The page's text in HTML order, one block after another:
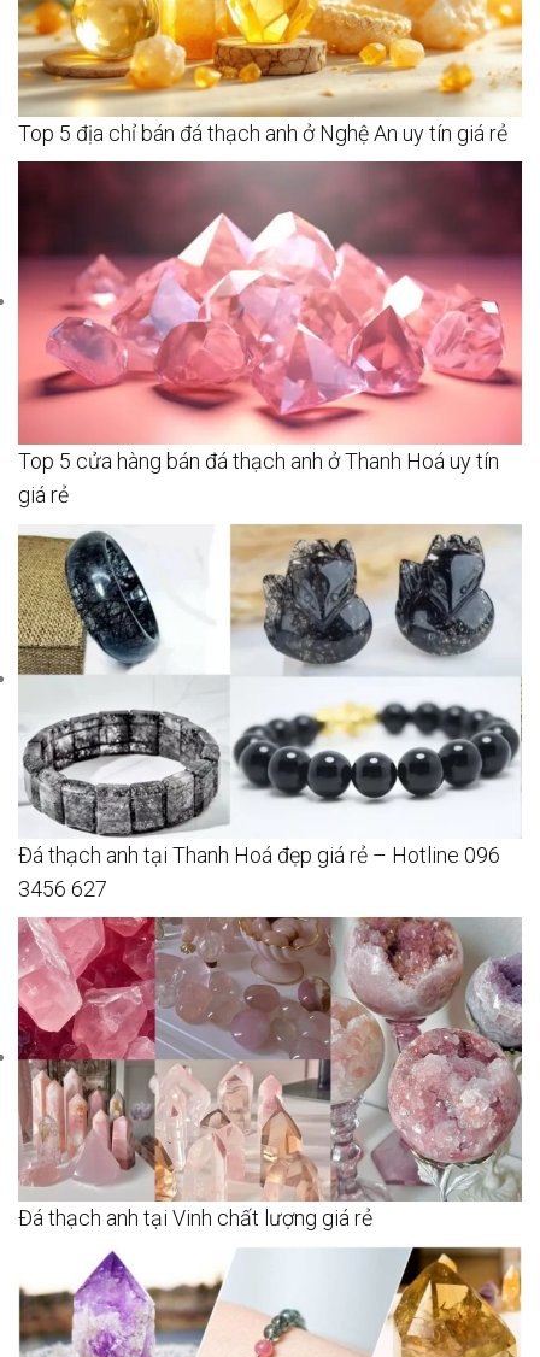
Top 5 địa chỉ bán đá thạch anh ở Nghệ An uy tín giá rẻ
Top 5 cửa hàng bán đá thạch anh ở Thanh Hoá uy tín
giá rẻ
Đá thạch anh tại Thanh Hoá đẹp giá rẻ – Hotline 096
3456 627
Đá thạch anh tại Vinh chất lượng giá rẻ